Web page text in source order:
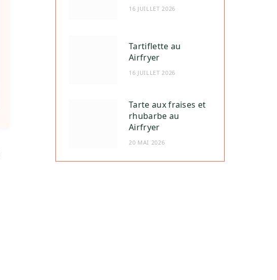
16 JUILLET 2026
Tartiflette au
Airfryer
16 JUILLET 2026
Tarte aux fraises et
rhubarbe au
Airfryer
20 MAI 2026